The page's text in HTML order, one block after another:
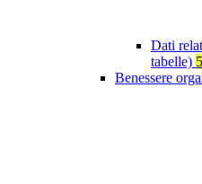
Dati
tabelle) 5
Benessere